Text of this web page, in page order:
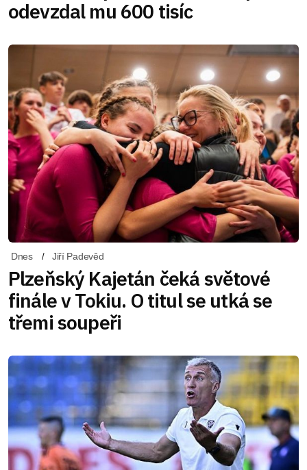
odevzdal mu 600 tisíc
Dnes Jiří Padevěd
Plzeňský Kajetán čeká světové
finále v Tokiu. O titul se utká se
třemi soupeři